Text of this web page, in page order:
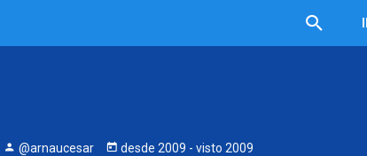
@arnaucesar desde 2009 - visto 2009